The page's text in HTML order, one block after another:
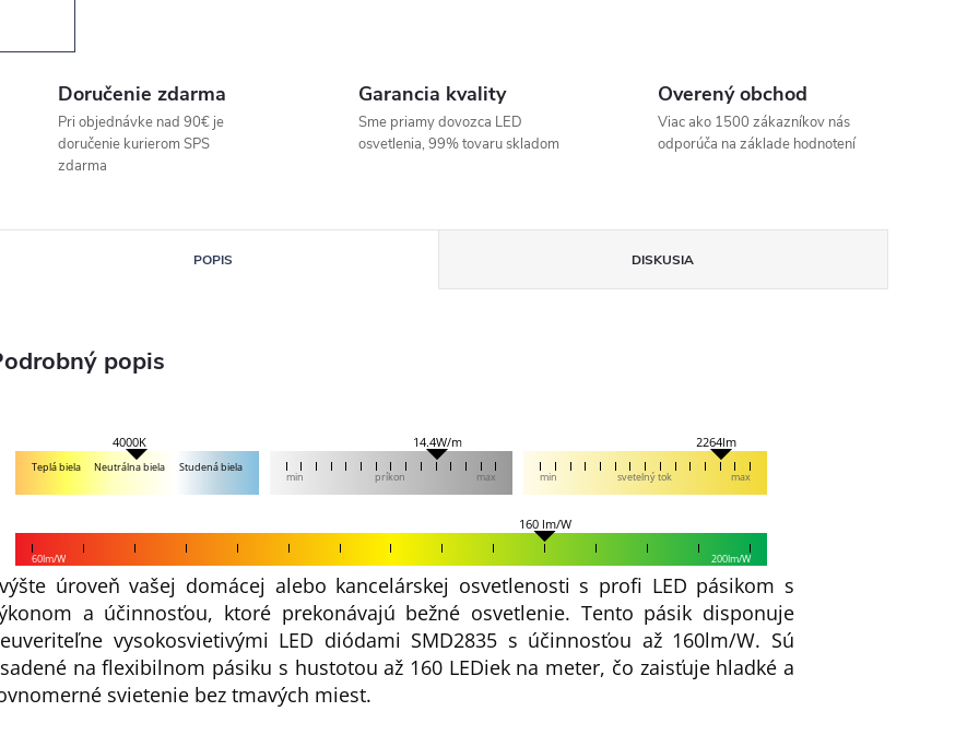
Doručenie zdarma
Pri objednávke nad 90€ je
doručenie kurierom SPS
zdarma
Garancia kvality
Sme priamy dovozca LED
osvetlenia, 99% tovaru skladom
Overený obchod
Viac ako 1500 zákazníkov nás
odporúča na základe hodnotení
POPIS DISKUSIA
popis
4000K
Teplá biela Neutrálna biela Studená biela
14.4W/m
min príkon max
2264lm
min svetelný tok max
160 lm/W
60lm/W 200lm/W
úroveň vašej domácej alebo kancelárskej osvetlenosti s profi LED pásikom s
a účinnosťou, ktoré prekonávajú bežné osvetlenie. Tento pásik disponuje
vysokosvietivými LED diódami SMD2835 s účinnosťou až 160lm/W. Sú
na flexibilnom pásiku s hustotou až 160 LEDiek na meter, čo zaisťuje hladké a
svietenie bez tmavých miest.